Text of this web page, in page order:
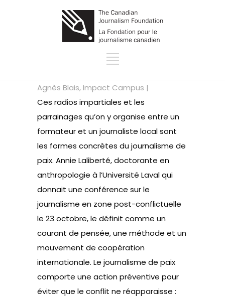
Agnès Blais, Impact Campus |
Ces radios impartiales et les
parrainages qu’on y organise entre un
formateur et un journaliste local sont
les formes concrètes du journalisme de
paix. Annie Laliberté, doctorante en
anthropologie à l’Université Laval qui
donnait une conférence sur le
journalisme en zone post-conflictuelle
le 23 octobre, le définit comme un
courant de pensée, une méthode et un
mouvement de coopération
internationale. Le journalisme de paix
comporte une action préventive pour
éviter que le conflit ne réapparaisse :